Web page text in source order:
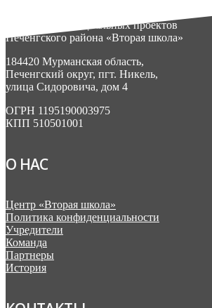
АНО «Центр социальных проектов
Печенгского района «Вторая школа»
184420 Мурманская область,
Печенгский округ, пгт. Никель,
улица Сидоровича, дом 4
ОГРН 1195190003975
КПП 510501001
О НАС
Центр «Вторая школа»
Политика конфиденциальности
Учредители
Команда
Партнеры
История